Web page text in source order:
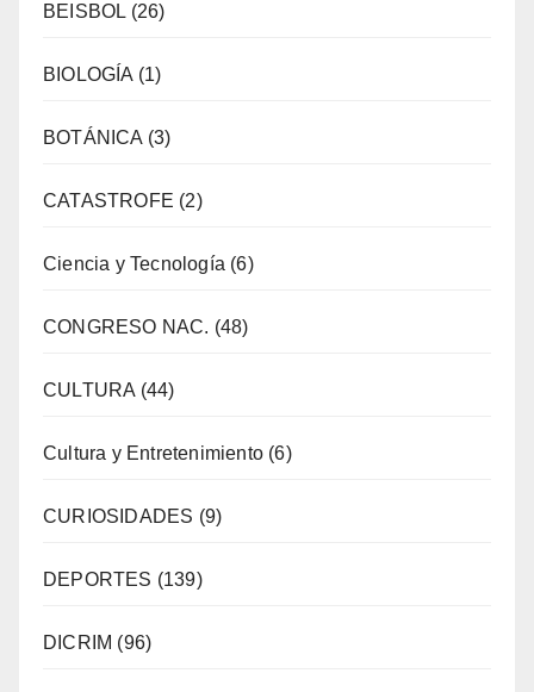
BEISBOL(26)
BIOLOGÍA(1)
BOTÁNICA(3)
CATASTROFE (2)
Ciencia y Tecnología (6)
CONGRESO NAC. (48)
CULTURA(44)
Cultura y Entretenimiento (6)
CURIOSIDADES (9)
DEPORTES (139)
DICRIM (96)